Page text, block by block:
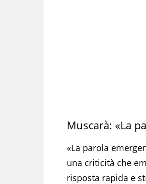
Muscarà: «La
«La parola
una criticità che
risposta rapida e